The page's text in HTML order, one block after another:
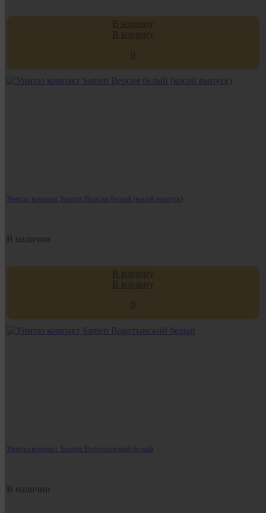
В корзину
В корзину
0
Унитаз компакт Santeri Версия белый (косой выпуск)
В наличии
В корзину
В корзину
0
Унитаз компакт Santeri Воротынский белый
В наличии